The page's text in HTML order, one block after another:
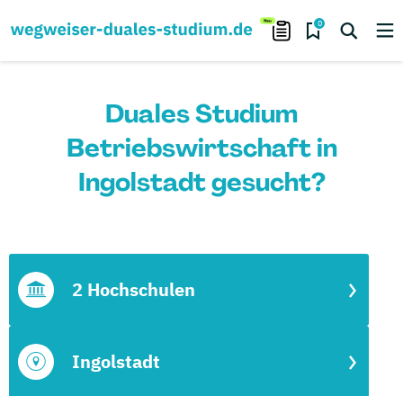
0
Duales Studium
Betriebswirtschaft in
Ingolstadt gesucht?
Ingolstadt
2 Hochschulen